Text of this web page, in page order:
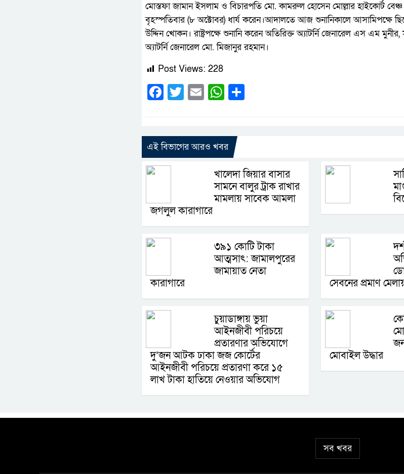
মোস্তফা জামান ইসলাম ও বিচারপতি মো. কামরুল হোসেন মোল্লার হাইকোর্ট
বৃহস্পতিবার (৮ অক্টোবর) ধার্য করেন।আদালতে আজ শুনানিকালে আসামিপক্ষে
উদ্দিন খোকন। রাষ্ট্রপক্ষে শুনানি করেন অতিরিক্ত অ্যাটর্নি জেনারেল এস এম মুনীর,
অ্যাটর্নি জেনারেল মো. মিজানুর রহমান।
Post Views: 228
Facebook
Twitter
EmailWhatsApp
এই বিভাগের আরও খবর
খালেদা জিয়ার বাসার
সামনে বালুর ট্রাক রাখার
মামলায় সাবেক আমলা
জগলুল কারাগারে
৩৯১ কোটি টাকা
আত্মসাৎ: জামালপুরের
জামায়াত নেতা
কারাগারে
সেবনের প্রমাণ
চুয়াডাঙ্গায় ভুয়া
আইনজীবী পরিচয়ে
প্রতারণার অভিযোগে
দু’জন আটক ঢাকা জজ কোর্টের
আইনজীবী পরিচয়ে প্রতারণা করে ১৫
লাখ টাকা হাতিয়ে নেওয়ার অভিযোগ
জন
মোবাইল উদ্ধার
সব খবর